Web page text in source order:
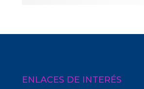
ENLACES DE INTERÉS